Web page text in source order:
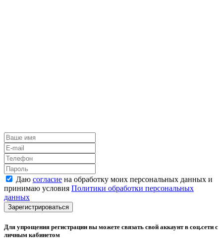
Даю согласие на обработку моих персональных данных и
принимаю условия Политики обработки персональных
данных
Зарегистрироваться
Для упрощения регистрации вы можете связать свой аккаунт в соц.сети с
личным кабинетом